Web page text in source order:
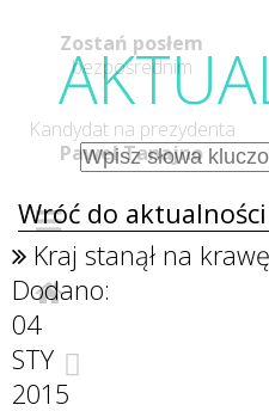
Wróć do aktualności
Kraj stanął na
Dodano:
04
STY
2015
Zostań posłem
bezpośrednim
Kandydat na prezydenta
Paweł Tanajno